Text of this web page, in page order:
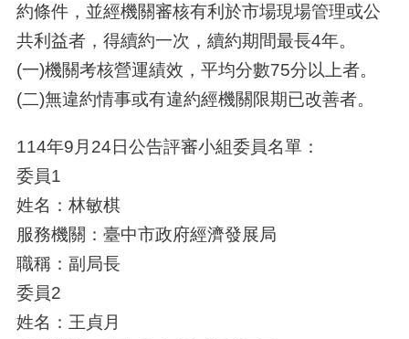
約條件，並經機關審核有利於市場現場管理或公
共利益者，得續約一次，續約期間最長4年。
(一)機關考核營運績效，平均分數75分以上者。
(二)無違約情事或有違約經機關限期已改善者。
114年9月24日公告評審小組委員名單：
委員1
姓名：林敏棋
服務機關：臺中市政府經濟發展局
職稱：副局長
委員2
姓名：王貞月